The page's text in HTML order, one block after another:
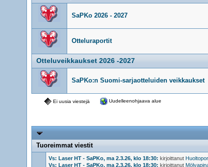
SaPKo 2026 - 2027
Otteluraportit
Otteluveikkaukset 2026 -2027
SaPKo:n Suomi-sarjaotteluiden veikkaukset
Ei uusia viestejä Uudelleenohjaava alue
Tuoreimmat viestit
Vs: Laser HT - SaPKo, ma 2.3.26, klo 18:30: kirjoittanut
Vs: Laser HT - SaPKo, ma 2.3.26, klo 18:30: kirjoittanut